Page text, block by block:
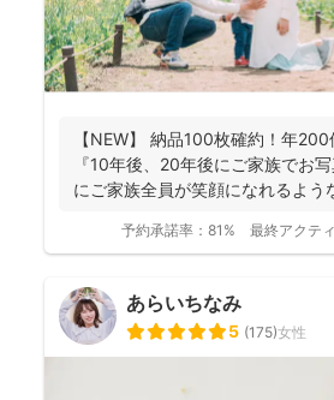
【NEW】 納品100枚確約！年
『10年後、20年後にご家族でお
にご家族全員が笑顔になれるよう
予約承諾率： 81% 最終アクテ
あらいちなみ
5 (175)女性